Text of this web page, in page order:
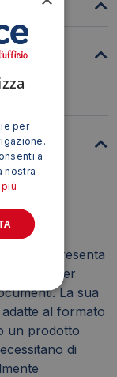
PER
E
AL
rappresenta
per
La sua
al formato
un prodotto
di
per
a
nostra